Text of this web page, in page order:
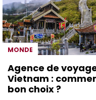
MONDE
Agence de
Vietnam :
bon choix ?